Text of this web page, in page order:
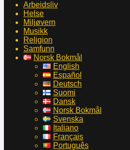
Arbeidsliv
Helse
Miljøvern
Musikk
Religion
Samfunn
Norsk Bokmål
English
Español
Deutsch
Suomi
Dansk
Norsk Bokmål
Svenska
Italiano
Français
Português